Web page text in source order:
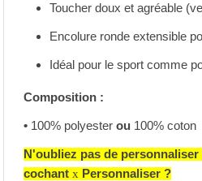
Toucher doux et agréable
Encolure ronde extensible
Idéal pour le sport comme
Composition :
• 100% polyester ou 100% coton
N'oubliez pas de personnaliser
cochant x Personnaliser ?